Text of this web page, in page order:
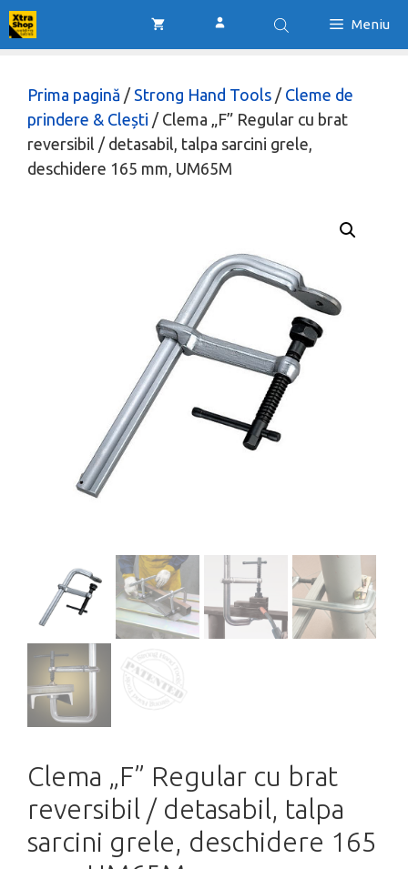
Sari
la
Meniu
Prima pagină / Strong Hand Tools / Cleme de
prindere & Clești / Clema „F” Regular cu brat
reversibil / detasabil, talpa sarcini grele,
deschidere 165 mm, UM65M
Clema „F” Regular cu brat
reversibil / detasabil, talpa
sarcini grele, deschidere 165